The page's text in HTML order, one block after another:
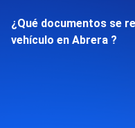
¿Qué documentos se
vehículo en Abrera ?